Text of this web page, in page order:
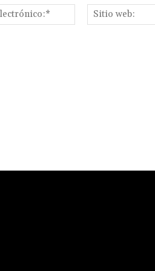
Correo
electrónico:*